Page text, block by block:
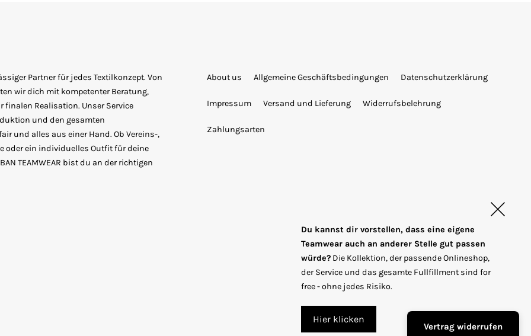
Partner für jedes Textilkonzept. Von
wir dich mit kompetenter Beratung,
Realisation. Unser Service
und den gesamten
und alles aus einer Hand. Ob Vereins-,
oder ein individuelles Outfit für deine
TEAMWEAR bist du an der richtigen
About us Allgemeine Geschäftsbedingungen Datenschutzerklärung
Impressum Versand und Lieferung Widerrufsbelehrung
Zahlungsarten
T
r
EUR €
Du kannst dir vorstellen, dass eine eigene
Teamwear auch an anderer Stelle gut passen
würde? Die Kollektion, der passende Onlineshop,
der Service und das gesamte Fullfillment sind for
free - ohne jedes Risiko.
Hier klicken
Vertrag widerrufen